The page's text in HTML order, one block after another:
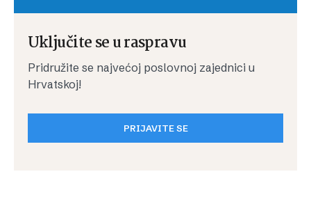
Uključite se u raspravu
Pridružite se najvećoj poslovnoj zajednici u
Hrvatskoj!
PRIJAVITE SE